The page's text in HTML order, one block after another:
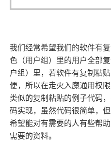
我们经常希望我们的软件有
色（用户组）里的用户全部
户组）里，若软件有复制粘
便，所以在走火入魔通用权
类似的复制粘贴的例子代码
码实现，虽然代码很简单，
希望能对有需要的人有些帮
需要的资料。